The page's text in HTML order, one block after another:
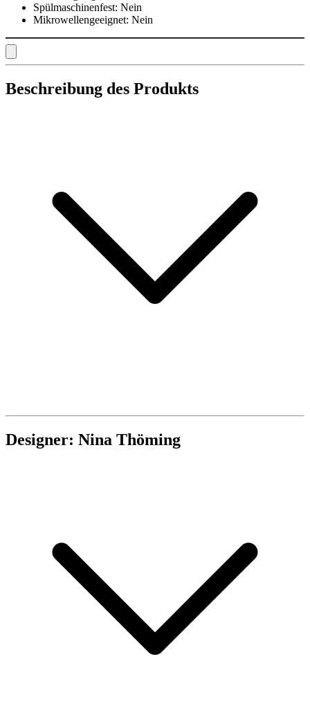
Spülmaschinenfest: Nein
Mikrowellengeeignet: Nein
Beschreibung des Produkts
Designer: Nina Thöming